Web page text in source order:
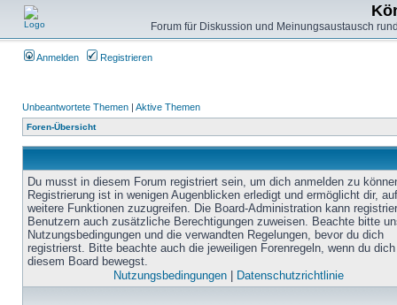
Forum für Diskussion und Meinungsaustausch
Anmelden Registrieren
Unbeantwortete Themen | Aktive Themen
Foren-Übersicht
Du musst in diesem Forum registriert sein, um dich anmelden zu
Registrierung ist in wenigen Augenblicken erledigt und ermöglicht dir, auf
weitere Funktionen zuzugreifen. Die Board-Administration kann
Benutzern auch zusätzliche Berechtigungen zuweisen. Beachte bitte
Nutzungsbedingungen und die verwandten Regelungen, bevor du dich
registrierst. Bitte beachte auch die jeweiligen Forenregeln, wenn du
diesem Board bewegst.
Nutzungsbedingungen| Datenschutzrichtlinie